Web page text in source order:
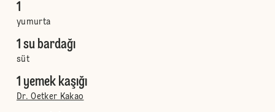
1
yumurta
1 su bardağı
süt
1 yemek kaşığı
Dr. Oetker Kakao